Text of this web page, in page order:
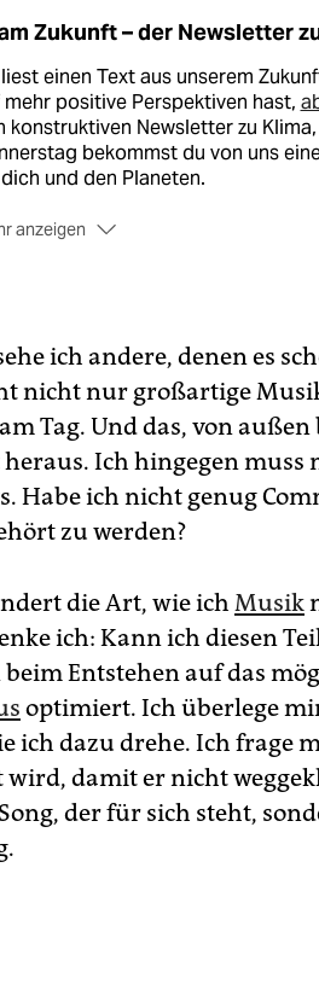
Zukunft – der Newsletter
einen Text aus unserem
mehr positive Perspektiven hast,
konstruktiven Newsletter zu
bekommst du von uns
und den Planeten.
anzeigen
ich andere, denen es
nicht nur großartige
Tag. Und das, von
Ich hingegen
Habe ich nicht genug
zu werden?
die Art, wie ich Musik
ich: Kann ich diesen
Entstehen auf das
optimiert. Ich überlege
ich dazu drehe. Ich frage
wird, damit er nicht
der für sich steht,